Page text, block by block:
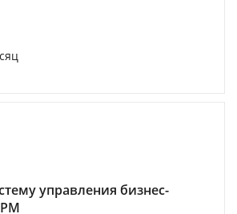
управления бизнес-